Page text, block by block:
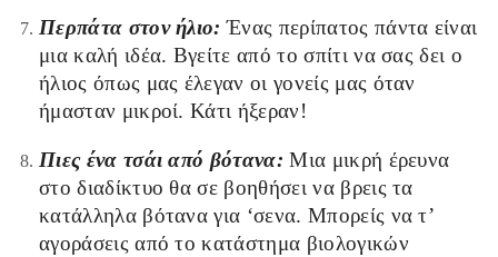
Περπάτα στον ήλιο:Ένας περίπατος πάντα είναι
μια καλή ιδέα. Βγείτε από το σπίτι να σας δει ο
ήλιος όπως μας έλεγαν οι γονείς μας όταν
ήμασταν μικροί. Κάτι ήξεραν!
Πιες ένα τσάι από βότανα:Μια μικρή έρευνα
στο διαδίκτυο θα σε βοηθήσει να βρεις τα
κατάλληλα βότανα για ‘σενα. Μπορείς να τ’
αγοράσεις από το κατάστημα βιολογικών